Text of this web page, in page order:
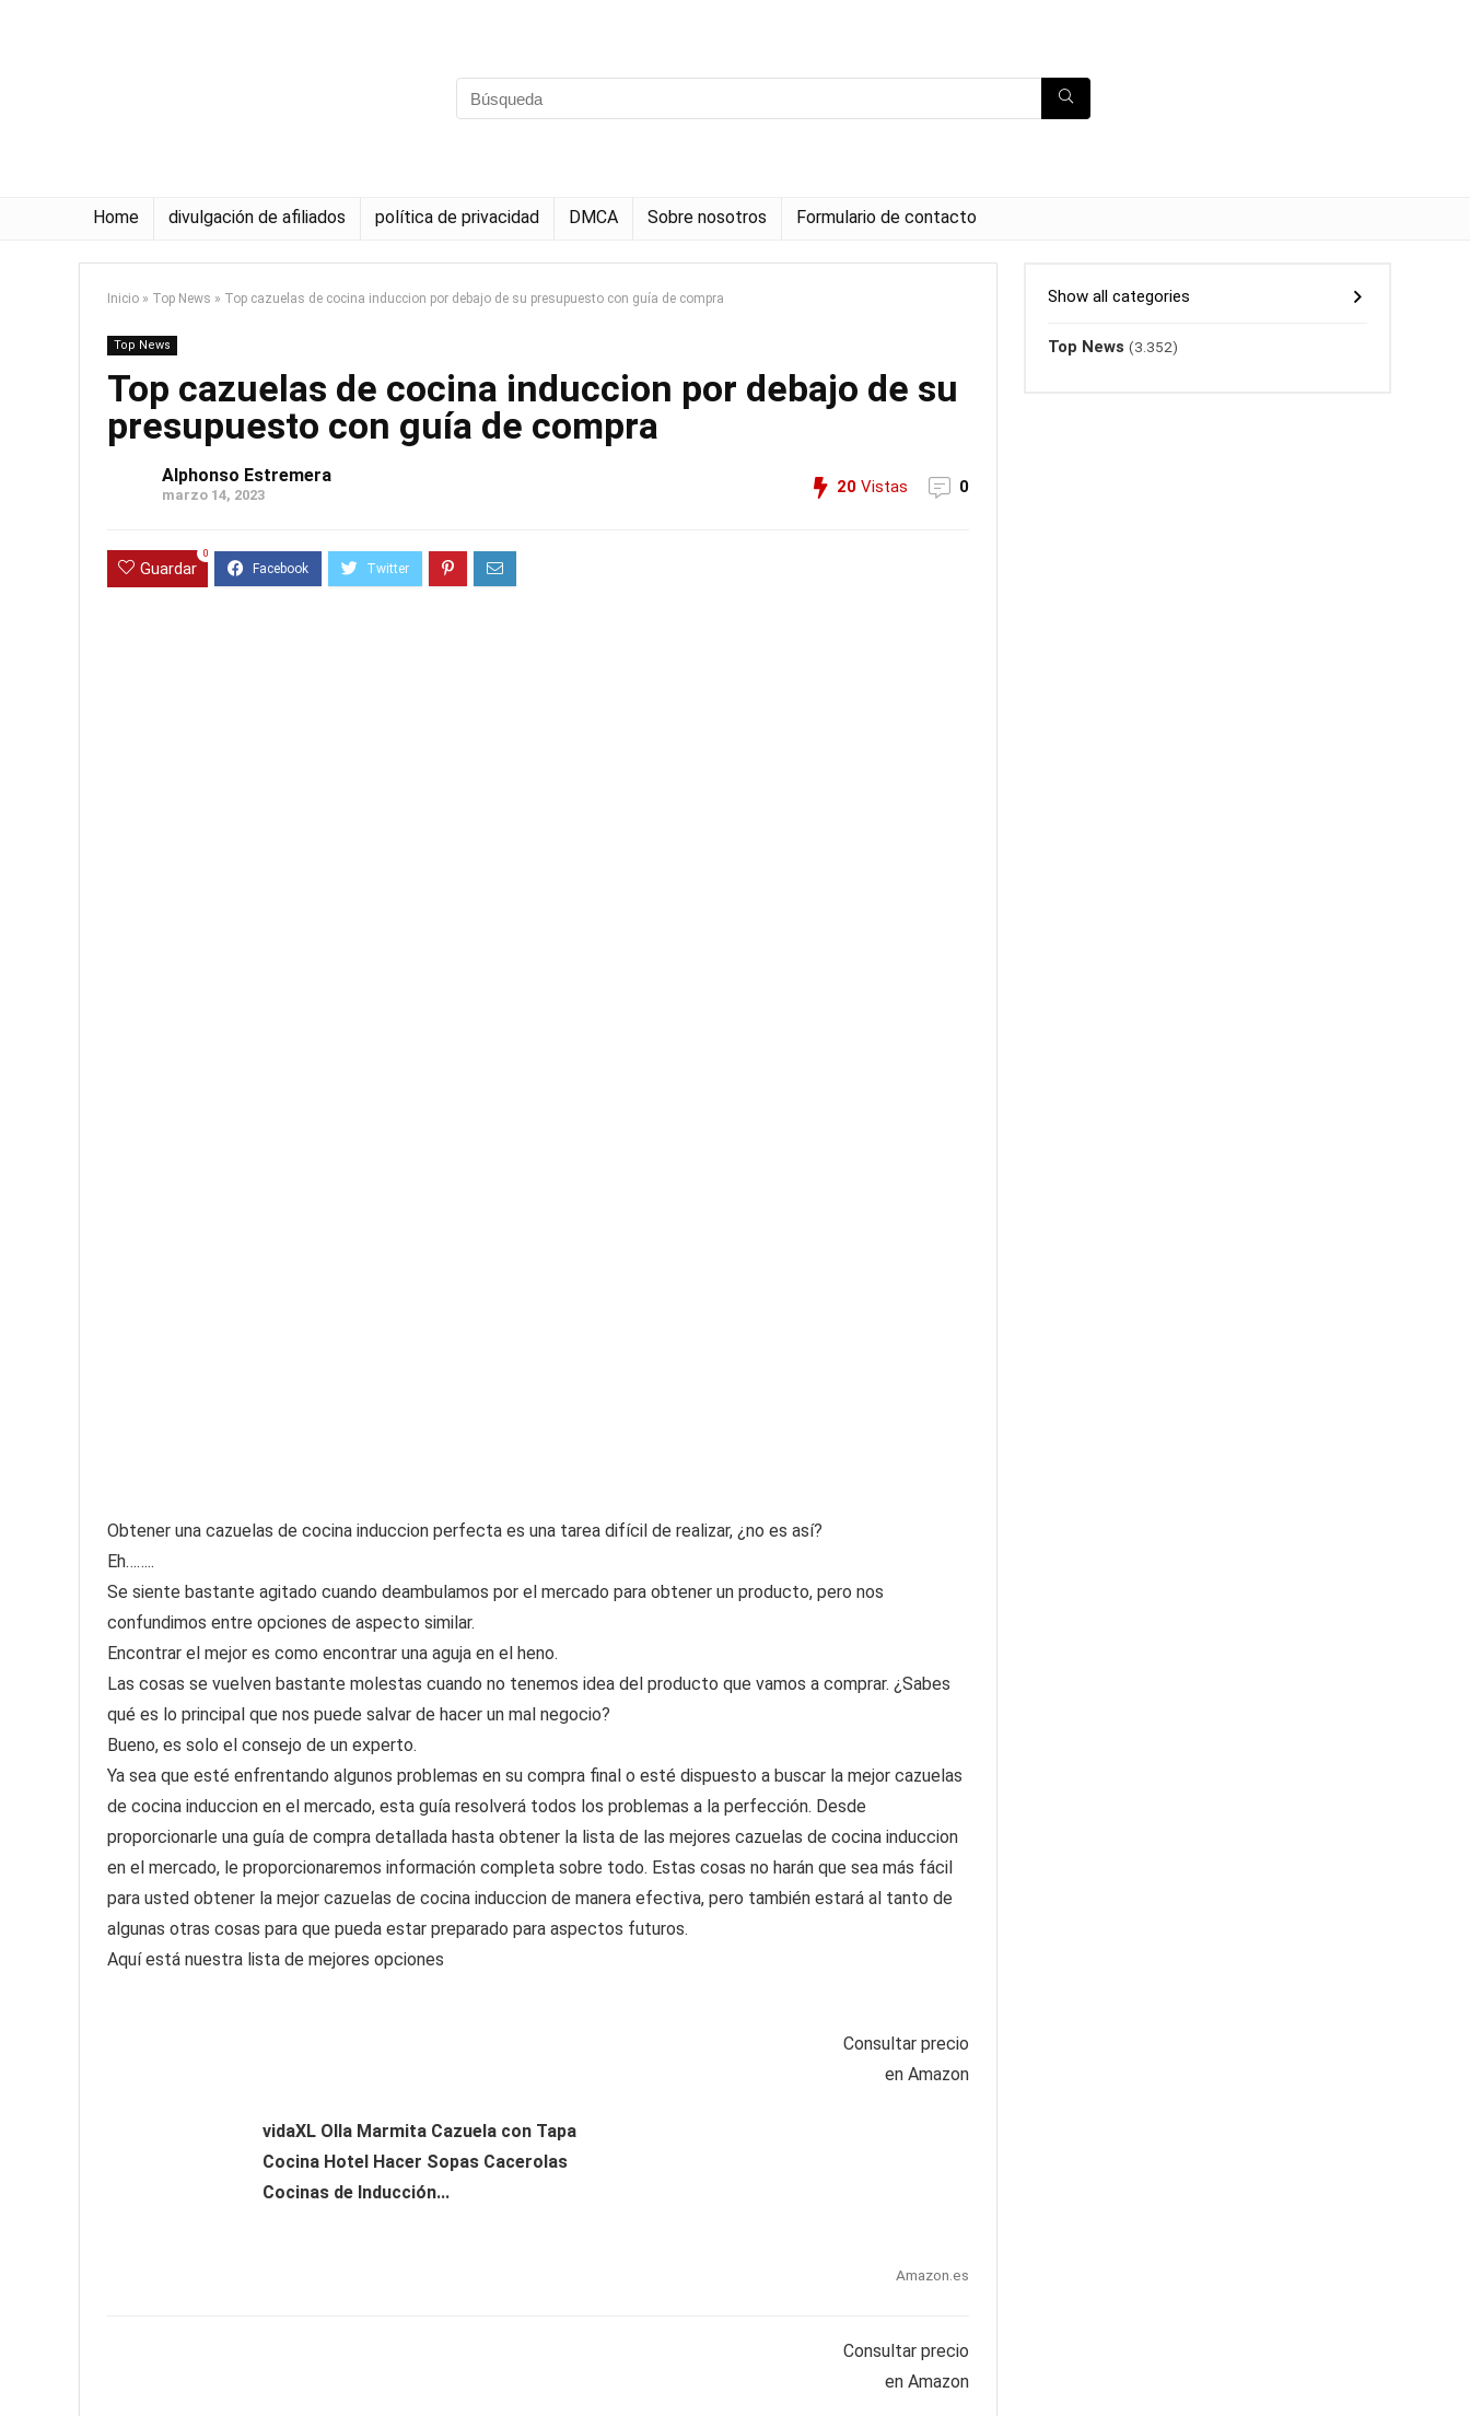
Home divulgación de afiliados política de privacidad DMCA Sobre nosotros Formulario de contacto
Inicio » Top News » Top cazuelas de cocina induccion por debajo de su presupuesto con guía de compra
Top News
Top cazuelas de cocina induccion por debajo de su
presupuesto con guía de compra
Alphonso Estremera
marzo 14, 2023 20 Vistas 0
Guardar
0
Obtener una cazuelas de cocina induccion perfecta es una tarea difícil de realizar, ¿no es así?
Eh……..
Se siente bastante agitado cuando deambulamos por el mercado para obtener un producto, pero nos
confundimos entre opciones de aspecto similar.
Encontrar el mejor es como encontrar una aguja en el heno.
Las cosas se vuelven bastante molestas cuando no tenemos idea del producto que vamos a comprar. ¿Sabes
qué es lo principal que nos puede salvar de hacer un mal negocio?
Bueno, es solo el consejo de un experto.
Ya sea que esté enfrentando algunos problemas en su compra final o esté dispuesto a buscar la mejor cazuelas
de cocina induccion en el mercado, esta guía resolverá todos los problemas a la perfección. Desde
proporcionarle una guía de compra detallada hasta obtener la lista de las mejores cazuelas de cocina induccion
en el mercado, le proporcionaremos información completa sobre todo. Estas cosas no harán que sea más fácil
para usted obtener la mejor cazuelas de cocina induccion de manera efectiva, pero también estará al tanto de
algunas otras cosas para que pueda estar preparado para aspectos futuros.
Aquí está nuestra lista de mejores opciones
vidaXL Olla Marmita Cazuela con Tapa
Cocina Hotel Hacer Sopas Cacerolas
Cocinas de Inducción...
Consultar precio
en Amazon
Amazon.es
Consultar precio
en Amazon
Show all categories
Top News (3.352)